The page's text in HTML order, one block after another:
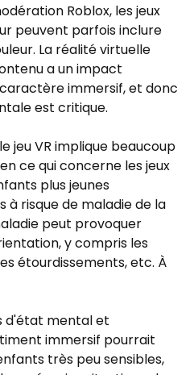
Roblox, les jeux
peuvent parfois inclure
La réalité virtuelle
a un impact
immersif, et donc
est critique.
jeu VR implique beaucoup
ce qui concerne les jeux
plus jeunes
à risque de maladie de la
peut provoquer
y compris les
étourdissements, etc. À
d'état mental et
immersif pourrait
très peu sensibles,